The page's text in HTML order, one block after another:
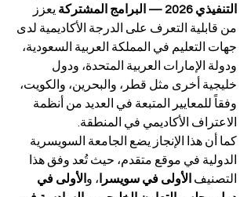
التنفيذي 2026 — البرامج المشتركة
يعزز
من قابلية التعرف على الدرجة الأكاديمية لدى
جهات التعليم في المملكة العربية السعودية،
ودولة الإمارات العربية المتحدة، ودول
خليجية أخرى مثل قطر، والبحرين، والكويت،
وفقاً للمعايير المتبعة في العديد من أنظمة
الاعتراف الأكاديمي في المنطقة.
كما أن هذا الإنجاز يضع الجامعة السويسرية
الدولية في موقع متقدم، حيث تُعد وفق هذا
التصنيف الأولى في سويسرا ، و الأولى في